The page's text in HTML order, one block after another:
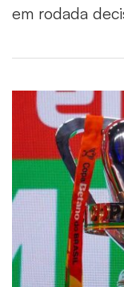
em rodada